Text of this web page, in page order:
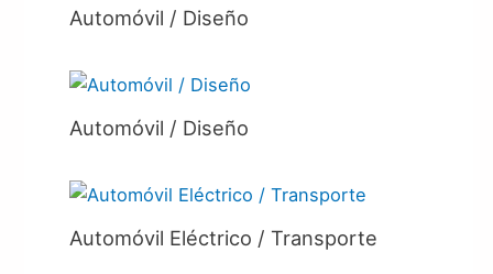
Automóvil / Diseño
Automóvil / Diseño
Automóvil Eléctrico / Transporte